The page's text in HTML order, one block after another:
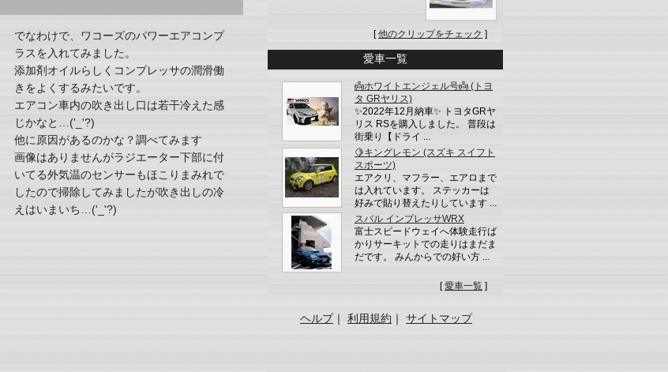
でなわけで、ワコーズのパワーエアコンプ
ラスを入れてみました。
添加剤オイルらしくコンプレッサの潤滑働
きをよくするみたいです。
エアコン車内の吹き出し口は若干冷えた感
じかなと…('_'?)
他に原因があるのかな？調べてみます
画像はありませんがラジエーター下部に付
いてる外気温のセンサーもほこりまみれで
したので掃除してみましたが吹き出しの冷
えはいまいち…('_'?)
[他のクリップをチェック ]
愛車一覧
👼ホワイトエンジェル号👼 (トヨ
タ GRヤリス)
✨2022年12月納車✨ トヨタGRヤ
リス RSを購入しました。 普段は
街乗り【ドライ ...
🍋キングレモン (スズキ スイフト
スポーツ)
エアクリ、マフラー、エアロまで
は入れています。 ステッカーは
好みで貼り替えたりしています ...
スバル インプレッサWRX
富士スピードウェイへ体験走行ば
かりサーキットでの走りはまだま
だです。 みんからでの好い方 ...
[愛車一覧 ]
ヘルプ｜ 利用規約 ｜ サイトマップ